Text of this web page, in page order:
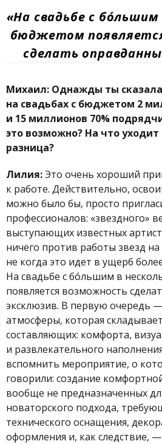
«На свадьбе с бо́льшим
бюджетом
сделать
Михаил: Однажды ты
на свадьбах с бюджетом 2
и 15 миллионов 70%
это возможно? На что уходит
разница?
Лилия:Это очень хороший
к работе. Действительно,
можно было бы, просто
профессионалов: «звездного»
выступающих известных
ничего против работы звезд
не когда это идет в ущерб
На свадьбе с бо́льшим в
появляется возможность
эксклюзив. В первую очередь
атмосферы, которая
составляющих: комфорта,
и развлекательного
вспомнить мероприятие, о
говорили: создание
вообще не предназначенных
новаторского подхода,
технического оснащения,
оформления и, как следствие,